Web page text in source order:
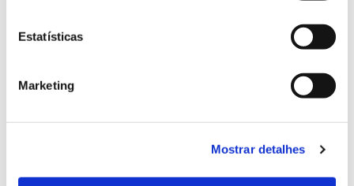
Estatísticas
Marketing
Mostrar detalhes
Registar galhas de Trichi em acácia-das-espigas:
cidadãos chamados a ajudar
25.06.2026
Natureza e florestas procuram jovens voluntários
no verão 2026